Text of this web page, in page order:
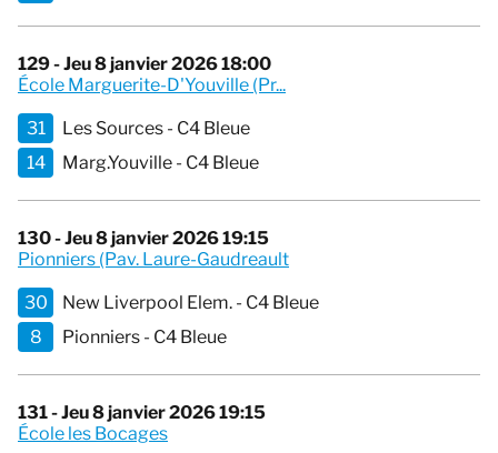
129 - Jeu 8 janvier 2026 18:00
École Marguerite-D'Youville (Pr...
31
Les Sources - C4 Bleue
14
Marg.Youville - C4 Bleue
130 - Jeu 8 janvier 2026 19:15
Pionniers (Pav. Laure-Gaudreault
30
New Liverpool Elem. - C4 Bleue
8
Pionniers - C4 Bleue
131 - Jeu 8 janvier 2026 19:15
École les Bocages